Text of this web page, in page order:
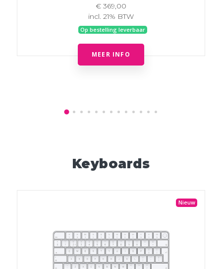
€ 369,00
incl. 21% BTW
Op bestelling leverbaar
MEER INFO
Keyboards
Nieuw